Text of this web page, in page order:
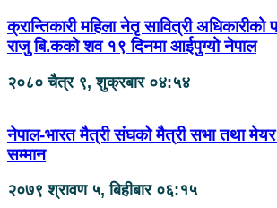
क्रान्तिकारी महिला नेतृ सावित्री अधिकारीको
राजु बि.कको शव १९ दिनमा आईपुग्यो नेपाल
२०८० चैत्र ९, शुक्रबार ०४:५४
नेपाल-भारत मैत्री संघको मैत्री सभा तथा
सम्मान
२०७९ श्रावण ५, बिहीबार ०६:१५